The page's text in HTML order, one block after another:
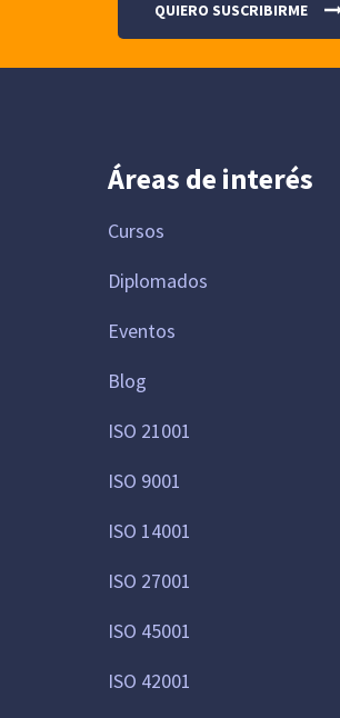
Áreas de interés
Cursos
Diplomados
Eventos
Blog
ISO 21001
ISO 9001
ISO 14001
ISO 27001
ISO 45001
ISO 42001